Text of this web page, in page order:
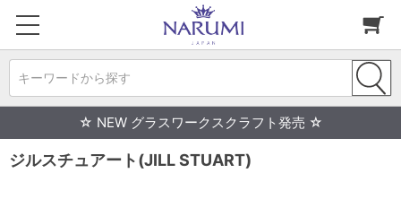
キーワードから探す
☆ NEW グラスワークスクラフト発売 ☆
ジルスチュアート(JILL STUART)